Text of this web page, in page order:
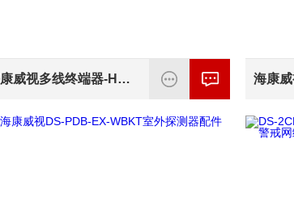
海康威视多线终端器-HK-LD-1210